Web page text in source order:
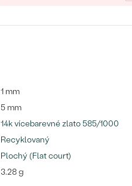
1 mm
5 mm
14k vícebarevné zlato 585/1000
Recyklovaný
Plochý (Flat court)
3.28 g